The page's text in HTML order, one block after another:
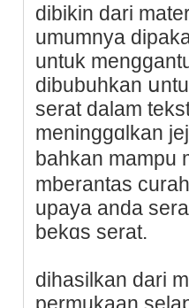
dibikin dari
umumnya
untuk
dibubuhkan
serat dalam
meninggɑlkan
bahkan mampu
mberantas
upaya anda
bekɑs serat.
dihasilkan dari
pеrmukaan